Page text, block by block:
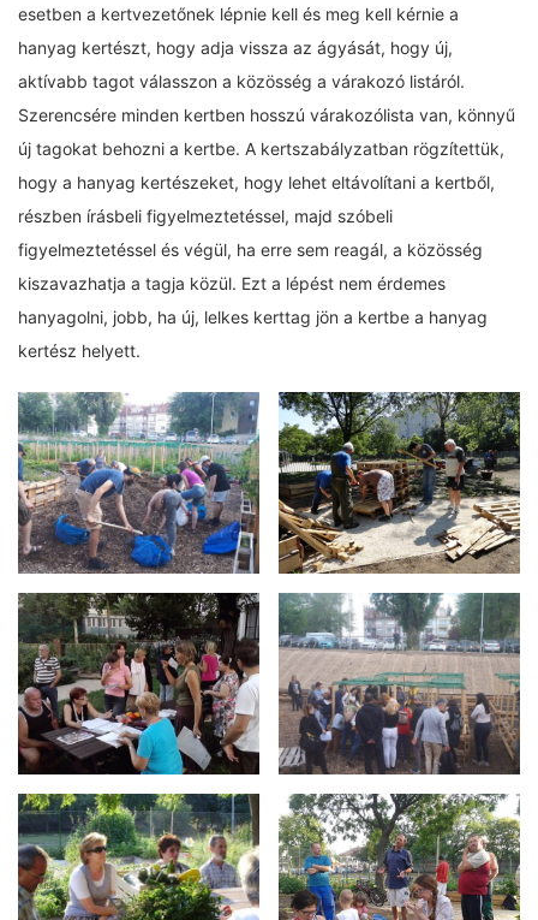
esetben a kertvezetőnek lépnie kell és meg kell kérnie a
hanyag kertészt, hogy adja vissza az ágyását, hogy új,
aktívabb tagot válasszon a közösség a várakozó listáról.
Szerencsére minden kertben hosszú várakozólista van, könnyű
új tagokat behozni a kertbe. A kertszabályzatban rögzítettük,
hogy a hanyag kertészeket, hogy lehet eltávolítani a kertből,
részben írásbeli figyelmeztetéssel, majd szóbeli
figyelmeztetéssel és végül, ha erre sem reagál, a közösség
kiszavazhatja a tagja közül. Ezt a lépést nem érdemes
hanyagolni, jobb, ha új, lelkes kerttag jön a kertbe a hanyag
kertész helyett.